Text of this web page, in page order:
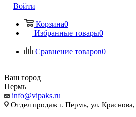
Войти
Корзина0
Избранные товары0
Сравнение товаров0
Ваш город
Пермь
info@vipaks.ru
Отдел продаж г. Пермь, ул. Краснова,